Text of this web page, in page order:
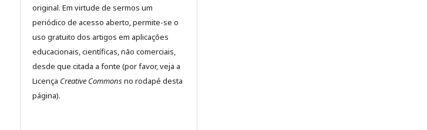
original. Em virtude de sermos um
periódico de acesso aberto, permite-se o
uso gratuito dos artigos em aplicações
educacionais, científicas, não comerciais,
desde que citada a fonte (por favor, veja a
Licença Creative Commonsno rodapé desta
página).